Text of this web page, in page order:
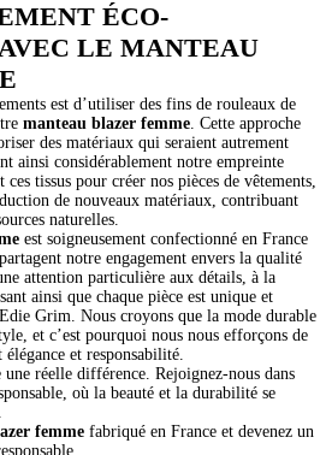
ÉCO-
LE MANTEAU
est d’utiliser des fins de rouleaux de
manteau blazer femme. Cette approche
des matériaux qui seraient autrement
ainsi considérablement notre empreinte
tissus pour créer nos pièces de vêtements,
de nouveaux matériaux, contribuant
naturelles.
est soigneusement confectionné en France
notre engagement envers la qualité
attention particulière aux détails, à la
ainsi que chaque pièce est unique et
Grim. Nous croyons que la mode durable
et c’est pourquoi nous nous efforçons de
et responsabilité.
réelle différence. Rejoignez-nous dans
où la beauté et la durabilité se
femme fabriqué en France et devenez un